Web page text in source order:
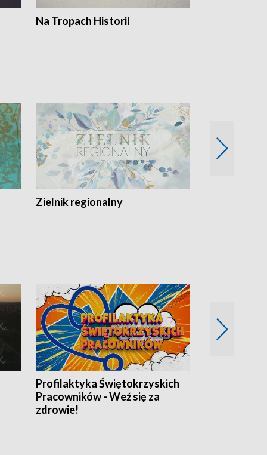
Na Tropach Historii
Zielnik regionalny
Profilaktyka Świętokrzyskich
Pracowników - Weź się za
zdrowie!